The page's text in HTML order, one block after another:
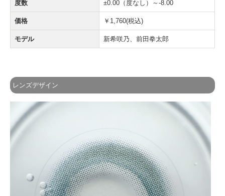
度数 ±0.00（度なし）～-8.00
価格 ￥1,760(税込)
モデル 新希咲乃、前田拳太郎
レンズデザイン